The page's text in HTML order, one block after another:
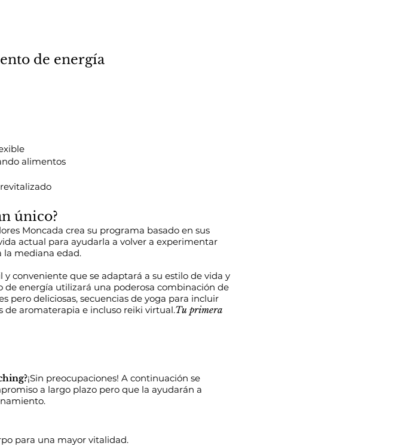
de energía
alimentos
único?
Moncada crea su programa basado en sus
actual para ayudarla a volver a experimentar
la mediana edad.
conveniente que se adaptará a su estilo de vida y
de energía utilizará una poderosa combinación de
pero deliciosas, secuencias de yoga para incluir
de aromaterapia e incluso reiki virtual.Tu primera
¡Sin preocupaciones! A continuación se
a largo plazo pero que la ayudarán a
para una mayor vitalidad.